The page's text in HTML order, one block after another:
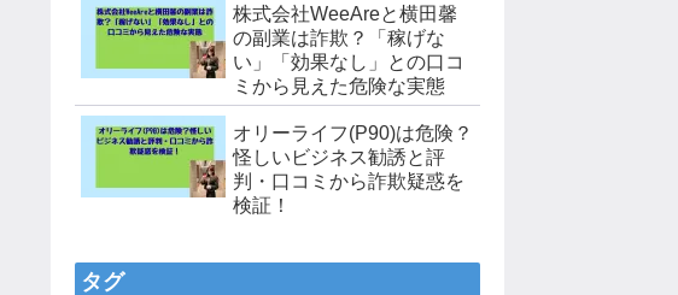
株式会社WeeAreと横田馨
の副業は詐欺？「稼げな
い」「効果なし」との口コ
ミから見えた危険な実態
オリーライフ(P90)は危険？
怪しいビジネス勧誘と評
判・口コミから詐欺疑惑を
検証！
タグ